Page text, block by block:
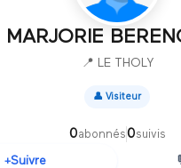
MARJORIE
📍 LE THOLY
👤 Visiteur
0abonnés0suivis
+Suivre